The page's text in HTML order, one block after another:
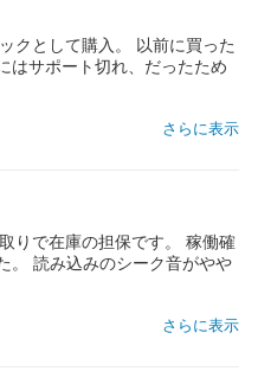
クとして購入。 以前に買った
はサポート切れ、だったため
さらに表示
りで在庫の担保です。 稼働確
。 読み込みのシーク音がやや
さらに表示